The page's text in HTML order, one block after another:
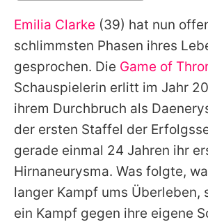
Alle Themen auf
Jobs
App runterladen
Team
Redaktionelle
Impressum
Emilia Clarke (39) hat nun
schlimmsten Phasen ihres
gesprochen. Die Game of
Schauspielerin erlitt im Jahr
ihrem Durchbruch als
der ersten Staffel der
gerade einmal 24 Jahren ihr
Hirnaneurysma. Was folgte,
langer Kampf ums Überleben,
ein Kampf gegen ihre eigene